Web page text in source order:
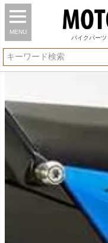
MENU
バイク パーツ